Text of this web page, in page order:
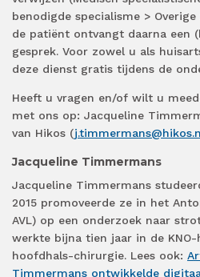
benodigde specialisme >
de patiënt ontvangt daarna een
gesprek. Voor zowel u als
deze dienst gratis tijdens de
Heeft u vragen en/of wilt u
met ons op: Jacqueline
van Hikos (
Jacqueline Timmermans
Jacqueline Timmermans
2015 promoveerde ze in het
AVL) op een onderzoek naar
werkte bijna tien jaar in de KNO-
hoofdhals-chirurgie. Lees ook:
Timmermans ontwikkelde